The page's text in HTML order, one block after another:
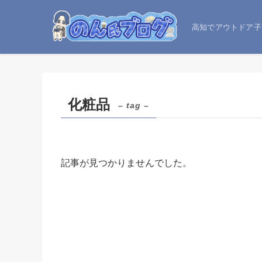
高知でアウトドア
化粧品 – tag –
記事が見つかりませんでした。